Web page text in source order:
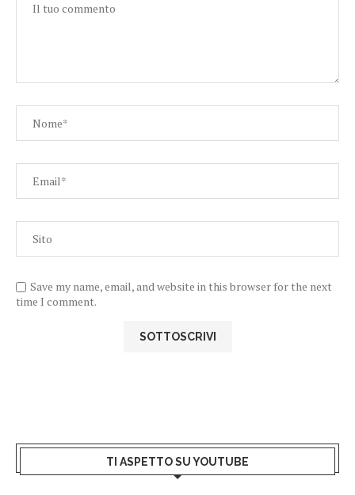
Save my name, email, and website in this browser for the next
time I comment.
TI ASPETTO SU YOUTUBE